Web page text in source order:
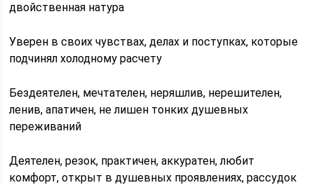
двойственная натура
Уверен в своих чувствах, делах и поступках, которые
подчинял холодному расчету
Бездеятелен, мечтателен, неряшлив, нерешителен,
ленив, апатичен, не лишен тонких душевных
переживаний
Деятелен, резок, практичен, аккуратен, любит
комфорт, открыт в душевных проявлениях, рассудок